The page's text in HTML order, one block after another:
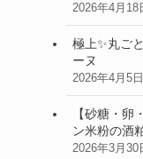
2026年4月18
極上✨丸ご
ーヌ
2026年4月5日
【砂糖・卵
ン米粉の酒
2026年3月30